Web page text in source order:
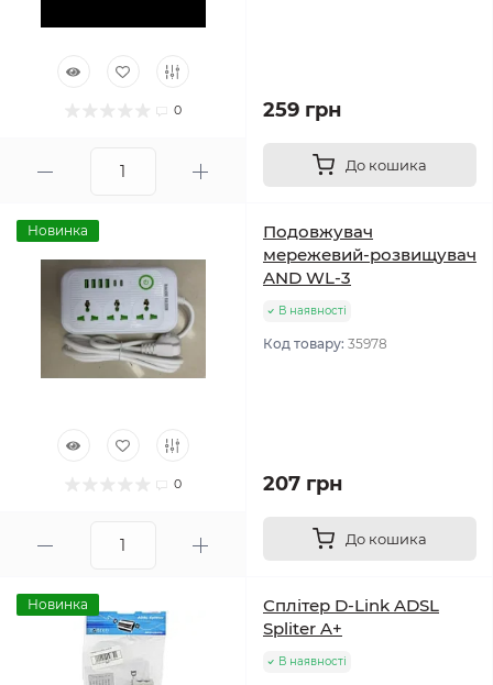
0 259 грн
До кошика
Новинка
0
Подовжувач
мережевий-розвищувач
AND WL-3
В наявності
Код товару: 35978
207 грн
До кошика
Новинка
Сплітер D-Link ADSL
Spliter A+
В наявності